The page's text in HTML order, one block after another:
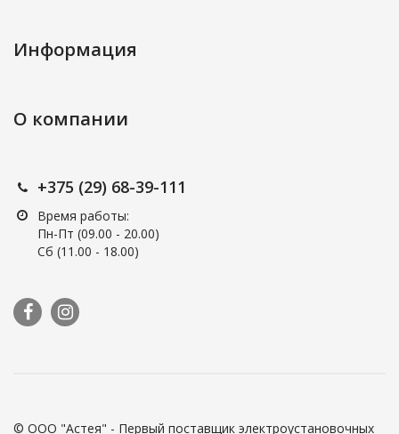
Информация
О компании
+375 (29) 68-39-111
Время работы:
Пн-Пт (09.00 - 20.00)
Сб (11.00 - 18.00)
© ООО "Астея" - Первый поставщик электроустановочных